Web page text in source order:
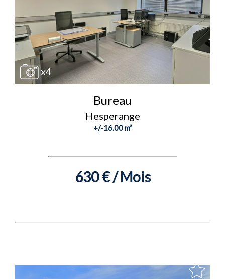
x4
Bureau
Hesperange
+/-16.00 m²
630 € / Mois